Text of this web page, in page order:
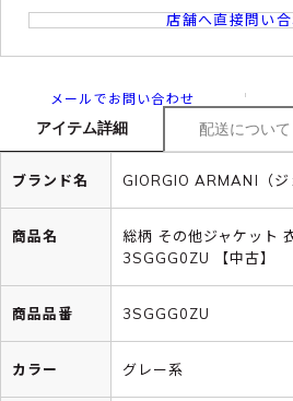
店舗へ直接問い
メールでお問い合わせ
アイテム詳細 配送について
ブランド名 GIORGIO ARMANI（ジ
商品名
総柄 その他ジャケット
3SGGG0ZU 【中古】
商品品番 3SGGG0ZU
カラー グレー系